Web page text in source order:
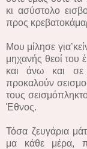
κι ασύστολο
προς
Μου μίλησε
μηχανής θεοί του
και άνω και σε
προκαλούν
τους
Έθνος.
Τόσα ζευγάρια
μα κάθε μέρα,